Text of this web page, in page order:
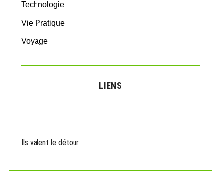
Technologie
Vie Pratique
Voyage
LIENS
Ils valent le détour